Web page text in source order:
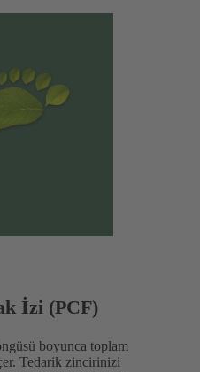
İzi (PCF)
boyunca toplam
Tedarik zincirinizi